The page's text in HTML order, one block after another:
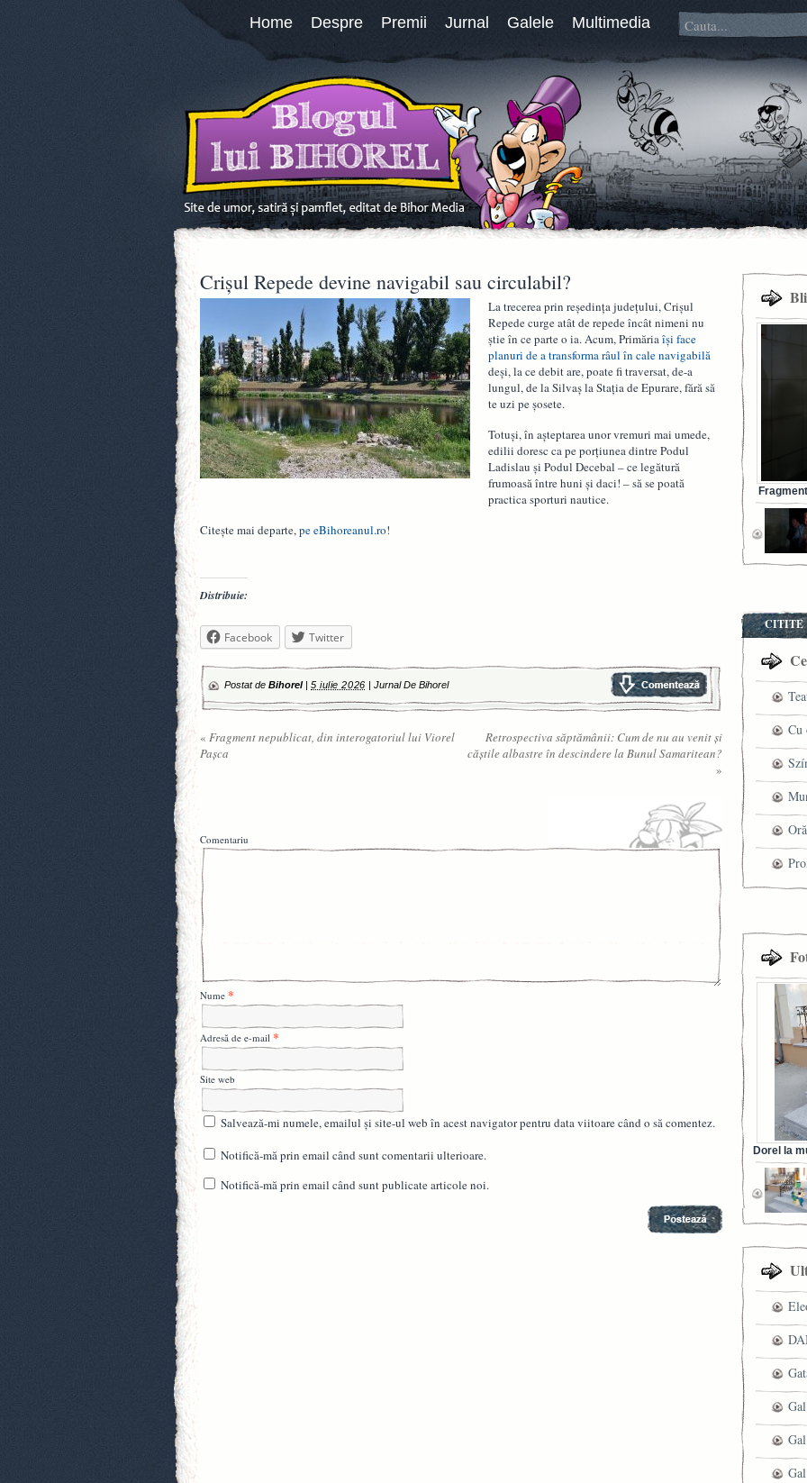
Home Despre Premii Jurnal Galele Multimedia
Crișul Repede devine navigabil sau circulabil?
La trecerea prin reședința județului, Crișul
Repede curge atât de repede încât nimeni nu
știe în ce parte o ia. Acum, Primăriaîși face
planuri de a transforma râul în cale navigabilă
deși, la ce debit are, poate fi traversat, de-a
lungul, de la Silvaș la Stația de Epurare, fără să
te uzi pe șosete.
Totuși, în așteptarea unor vremuri mai umede,
edilii doresc ca pe porțiunea dintre Podul
Ladislau și Podul Decebal – ce legătură
frumoasă între huni și daci! – să se poată
practica sporturi nautice.
Citește mai departe,pe eBihoreanul.ro!
Distribuie:
Facebook Twitter
Postat de Bihorel| 5 iulie 2026 | Jurnal De Bihorel
« Fragment nepublicat, din interogatoriul lui Viorel
Pașca
Retrospectiva săptămânii: Cum de nu au venit și
căștile albastre în descindere la Bunul Samaritean?
»
Comentariu
Nume *
Adresă de e-mail *
Site web
Salvează-mi numele, emailul și site-ul web în acest navigator pentru data viitoare când o să comentez.
Notifică-mă prin email când sunt comentarii ulterioare.
Notifică-mă prin email când sunt publicate articole noi.
CITITE
Cu
Dorel la
din